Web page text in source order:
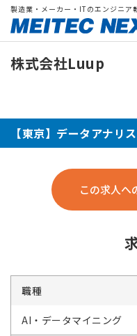
製造業・メーカー・ITのエンジニア
株式会社Luup
【東京】データアナリ
この求人へ
職種
AI・データマイニング